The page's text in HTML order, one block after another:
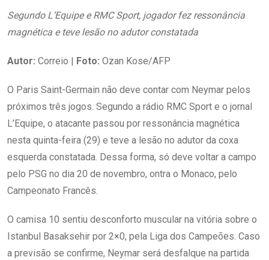
Segundo L’Equipe e RMC Sport, jogador fez ressonância
magnética e teve lesão no adutor constatada
Autor: Correio | Foto: Ozan Kose/AFP
O Paris Saint-Germain não deve contar com Neymar pelos
próximos três jogos. Segundo a rádio RMC Sport e o jornal
L’Equipe, o atacante passou por ressonância magnética
nesta quinta-feira (29) e teve a lesão no adutor da coxa
esquerda constatada. Dessa forma, só deve voltar a campo
pelo PSG no dia 20 de novembro, ontra o Monaco, pelo
Campeonato Francês.
O camisa 10 sentiu desconforto muscular na vitória sobre o
Istanbul Basaksehir por 2×0, pela Liga dos Campeões. Caso
a previsão se confirme, Neymar será desfalque na partida